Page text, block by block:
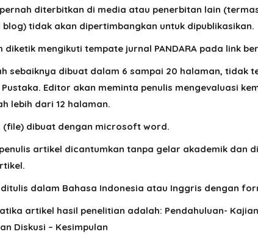
diterbitkan di media atau penerbitan lain
blog) tidak akan dipertimbangkan untuk dipublikasikan.
diketik mengikuti tempate jurnal PANDARA pada link
sebaiknya dibuat dalam 6 sampai 20 halaman, tidak
Editor akan meminta penulis mengevaluasi
lebih dari 12 halaman.
(file) dibuat dengan microsoft word.
artikel dicantumkan tanpa gelar akademik dan
dalam Bahasa Indonesia atau Inggris dengan
artikel hasil penelitian adalah: Pendahuluan-
Diskusi – Kesimpulan